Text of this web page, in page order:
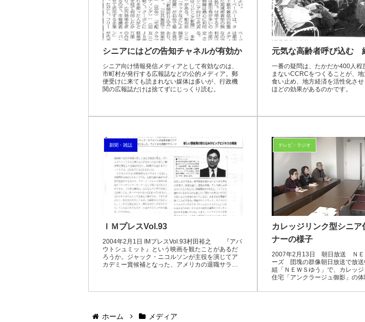
シニアにはどの告知チャネルが有効か
シニア向け情報発信メディアとして有効なのは、
市町村が発行する広報誌などの公的メディア。郵
便受けに来ても読まれない媒体は多いが、行政機
関の広報誌だけは捨てずにじっくり読む。
元気な高齢者呼び込む
一番の疑問は、たかだか400人程
まないCCRCをつくることが、
食い止め、地方経済を活性化さ
ほどの効果があるのかです。
新聞・雑誌
ＩＭプレスVol.93
2004年2月1日 IMプレスVol.93村田裕之 『アバ
ウトシュミット』という映画を観たことがあるだ
ろうか。ジャック・ニコルソンが主役を演じてア
カデミー賞候補となった、アメリカの退職サラリ
テレビ・ラジオ
カレッジリンク型シニア
ナーの様子
2007年2月13日 朝日放送 Ｎ
ーズ 団塊の群像朝日放送で放送
組「ＮＥＷＳゆう」で、カレッ
住宅「アンクラージュ御影」の
た体験セミ...
ホーム メディア